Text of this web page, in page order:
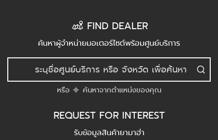
FIND DEALER
ค้นหาผู้จำหน่ายมอเตอร์ไซต์พร้อมศูนย์บริการ
หรือ ค้นหาจากตำแหน่งของคุณ
REQUEST FOR INTEREST
รับข้อมูลสินค้ายามาฮ่า